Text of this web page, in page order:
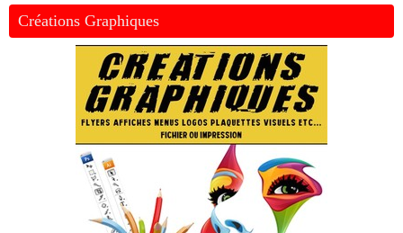
Créations Graphiques